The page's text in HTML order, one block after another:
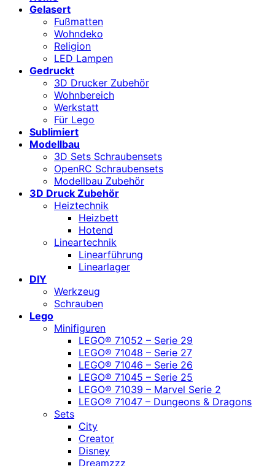
Gelasert
Fußmatten
Wohndeko
Religion
LED Lampen
Gedruckt
3D Drucker Zubehör
Wohnbereich
Werkstatt
Für Lego
Sublimiert
Modellbau
3D Sets Schraubensets
OpenRC Schraubensets
Modellbau Zubehör
3D Druck Zubehör
Heiztechnik
Heizbett
Hotend
Lineartechnik
Linearführung
Linearlager
DIY
Werkzeug
Schrauben
Lego
Minifiguren
LEGO® 71052 – Serie 29
LEGO® 71048 – Serie 27
LEGO® 71046 – Serie 26
LEGO® 71045 – Serie 25
LEGO® 71039 – Marvel Serie 2
LEGO® 71047 – Dungeons & Dragons
Sets
City
Creator
Disney
Dreamzzz